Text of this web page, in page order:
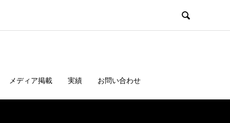

メディア掲載 実績 お問い合わせ